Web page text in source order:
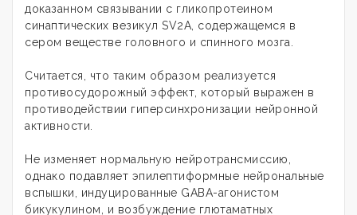
доказанном связывании с гликопротеином
синаптических везикул SV2A, содержащемся в
сером веществе головного и спинного мозга.
Считается, что таким образом реализуется
противосудорожный эффект, который выражен в
противодействии гиперсинхронизации нейронной
активности.
Не изменяет нормальную нейротрансмиссию,
однако подавляет эпилептиформные нейрональные
вспышки, индуцированные GABA-агонистом
бикукулином, и возбуждение глютаматных